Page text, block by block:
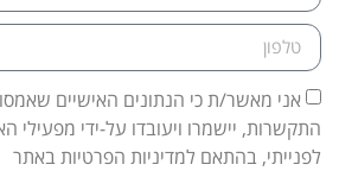
אני מאשר/ת כי הנתונים האישיים
התקשרות, יישמרו ויעובדו על-ידי מפעילי
לפנייתי, בהתאם למדיניות הפרטיות באתר